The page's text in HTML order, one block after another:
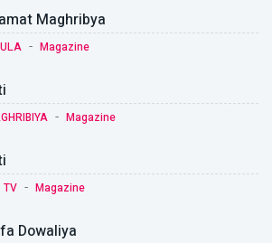
Maghribya
- Magazine
- Magazine
TV - Magazine
Dowaliya